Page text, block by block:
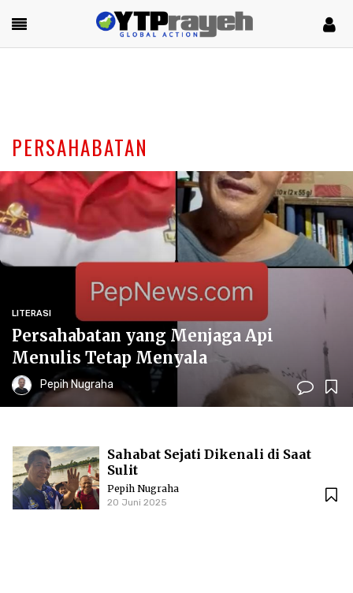
PERSAHABATAN
LITERASI
Persahabatan yang Menjaga Api
Menulis Tetap Menyala
Pepih Nugraha
Sahabat Sejati Dikenali di Saat
Sulit
Pepih Nugraha
20 Juni 2025